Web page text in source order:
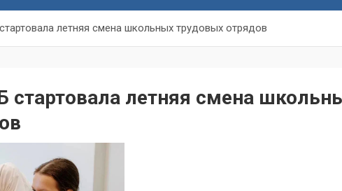
летняя смена школьных трудовых отрядов
стартовала летняя смена